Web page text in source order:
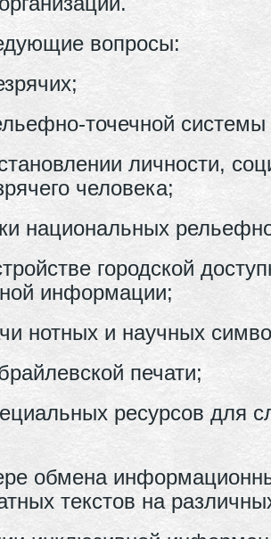
вопросы:
точечной
личности,
человека;
национальных
городской
информации;
нотных и научных
печати;
ресурсов
обмена
текстов на